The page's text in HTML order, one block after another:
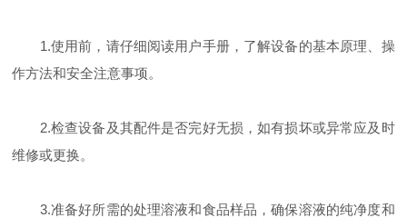
1.使用前，请仔细阅读用户手册，了解设备的基本原理、操
作方法和安全注意事项。
2.检查设备及其配件是否完好无损，如有损坏或异常应及时
维修或更换。
3.准备好所需的处理溶液和食品样品，确保溶液的纯净度和